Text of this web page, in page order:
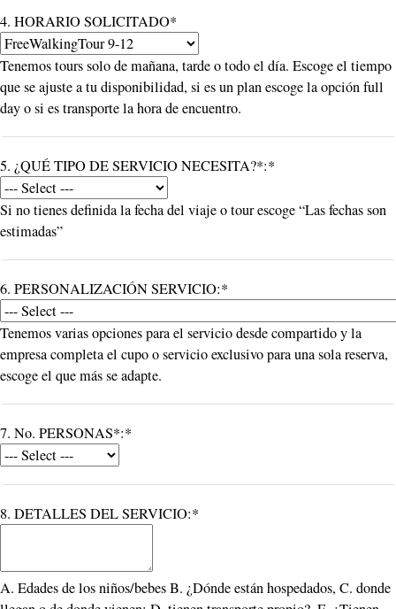
4. HORARIO SOLICITADO*
Tenemos tours solo de mañana, tarde o todo el día. Escoge el tiempo
que se ajuste a tu disponibilidad, si es un plan escoge la opción full
day o si es transporte la hora de encuentro.
5. ¿QUÉ TIPO DE SERVICIO NECESITA?*:*
Si no tienes definida la fecha del viaje o tour escoge “Las fechas son
estimadas”
6. PERSONALIZACIÓN SERVICIO:*
Tenemos varias opciones para el servicio desde compartido y la
empresa completa el cupo o servicio exclusivo para una sola reserva,
escoge el que más se adapte.
7. No. PERSONAS*:*
8. DETALLES DEL SERVICIO:*
A. Edades de los niños/bebes B. ¿Dónde están hospedados, C. donde